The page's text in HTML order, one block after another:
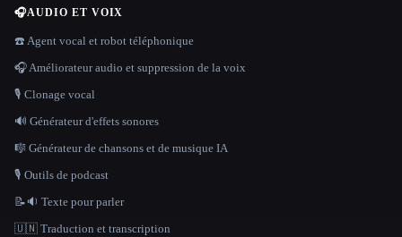
🎧AUDIO ET VOIX
☎️ Agent vocal et robot téléphonique
🎧 Améliorateur audio et suppression de la voix
🎙️ Clonage vocal
🔊 Générateur d'effets sonores
🎼 Générateur de chansons et de musique IA
🎙️ Outils de podcast
📝🔉 Texte pour parler
🇺🇳 Traduction et transcription